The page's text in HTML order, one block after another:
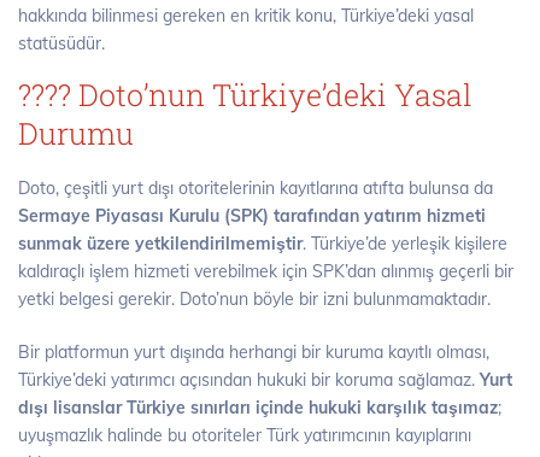
hakkında bilinmesi gereken en kritik konu, Türkiye’deki yasal
statüsüdür.
???? Doto’nun Türkiye’deki Yasal
Durumu
Doto, çeşitli yurt dışı otoritelerinin kayıtlarına atıfta bulunsa da
Sermaye Piyasası Kurulu (SPK) tarafından yatırım hizmeti
sunmak üzere yetkilendirilmemiştir. Türkiye’de yerleşik kişilere
kaldıraçlı işlem hizmeti verebilmek için SPK’dan alınmış geçerli bir
yetki belgesi gerekir. Doto’nun böyle bir izni bulunmamaktadır.
Bir platformun yurt dışında herhangi bir kuruma kayıtlı olması,
Türkiye’deki yatırımcı açısından hukuki bir koruma sağlamaz.Yurt
dışı lisanslar Türkiye sınırları içinde hukuki karşılık taşımaz;
uyuşmazlık halinde bu otoriteler Türk yatırımcının kayıplarını